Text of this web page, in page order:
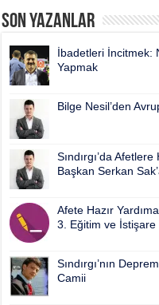
Son Yazanlar
İbadetleri İncitmek:
Yapmak
Bilge Nesil’den
Sındırgı’da
Başkan Serkan
Afete Hazır
3. Eğitim ve İstişare
Sındırgı’nın
Camii